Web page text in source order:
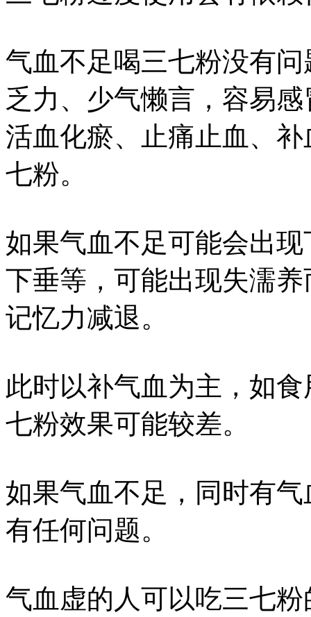
气血不足喝三七粉没有
乏力、少气懒言，容易
活血化瘀、止痛止血、
七粉。
如果气血不足可能会出
下垂等，可能出现失濡
记忆力减退。
此时以补气血为主，如
七粉效果可能较差。
如果气血不足，同时有
有任何问题。
气血虚的人可以吃三七粉